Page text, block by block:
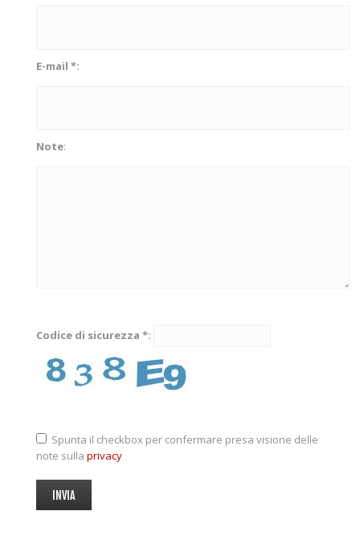
E-mail *:
Note:
Codice di sicurezza *:
Spunta il checkbox per confermare presa visione delle
note sulla privacy